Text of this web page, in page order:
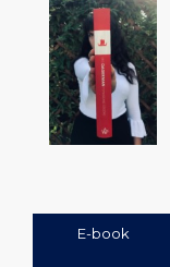
E-book